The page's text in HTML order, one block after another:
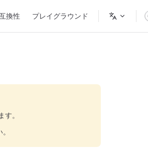
換性 プレイグラウンド
。